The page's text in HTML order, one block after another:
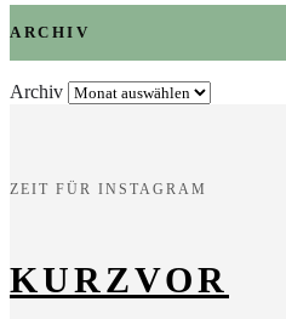
ARCHIV
Archiv
ZEIT FÜR INSTAGRAM
KURZVOR